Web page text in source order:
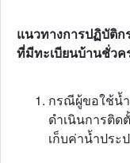
แนวทางการปฏิบัติ
ที่มีทะเบียนบ้านชั่วค
กรณีผู้ขอใช้น้
ดำเนินการติด
เก็บค่าน้ำประ